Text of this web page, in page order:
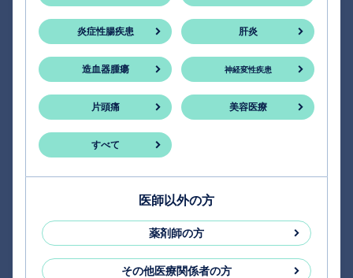
炎症性腸疾患 肝炎
造血器腫瘍 神経変性疾患
片頭痛 美容医療
すべて
医師以外の方
薬剤師の方
その他医療関係者の方